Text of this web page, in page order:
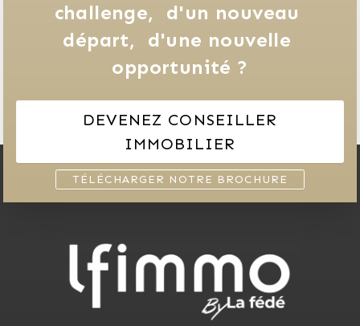
challenge,
d'un nouveau
départ,
d'une nouvelle
opportunité ?
DEVENEZ CONSEILLER
IMMOBILIER
TÉLÉCHARGER NOTRE BROCHURE